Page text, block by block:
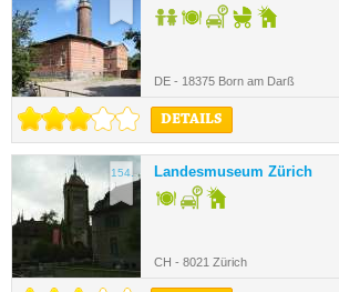
DE - 18375 Born am Darß
DETAILS
154. Landesmuseum Zürich
CH - 8021 Zürich